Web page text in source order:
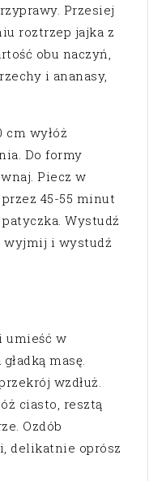
Przesiej
roztrzep jajka z
obu naczyń,
i ananasy,
cm wyłóż
Do formy
Piecz w
45-55 minut
Wystudź
wyjmij i wystudź
umieść w
masę.
wzdłuż.
ciasto, resztą
Ozdób
delikatnie oprósz